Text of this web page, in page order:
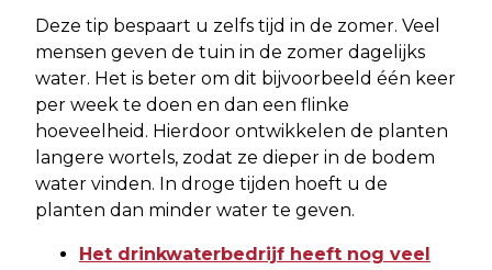
Deze tip bespaart u zelfs tijd in de zomer. Veel
mensen geven de tuin in de zomer dagelijks
water. Het is beter om dit bijvoorbeeld één keer
per week te doen en dan een flinke
hoeveelheid. Hierdoor ontwikkelen de planten
langere wortels, zodat ze dieper in de bodem
water vinden. In droge tijden hoeft u de
planten dan minder water te geven.
Het drinkwaterbedrijf heeft nog veel